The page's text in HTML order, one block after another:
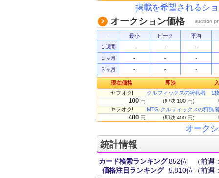
掲載を希望されるシ
オークション価格 auction
- 最小 ピーク
平均
１週間
- -
-
１ヶ月
- -
-
３ヶ月
- - -
現在価格 即決
ヤフオク!
クルフィックスの狩猟者 1枚
100 円 (即決 100 円)
ヤフオク! MTG クルフィックスの狩猟
400 円 (即決 400 円)
オーク
統計情報
カード検索ランキング 852位
（前週
価格注目ランキング
5,810位 （前週